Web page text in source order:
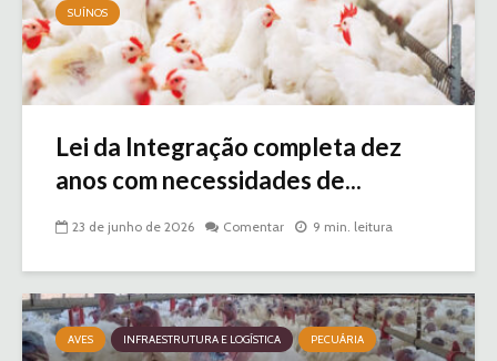
SUÍNOS
Lei da Integração completa dez
anos com necessidades de...
23 de junho de 2026 Comentar 9 min. leitura
AVES INFRAESTRUTURA E LOGÍSTICA PECUÁRIA